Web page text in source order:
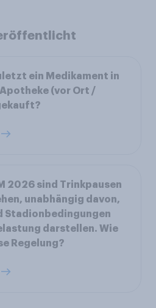
ein Medikament in
(vor Ort /
2026 sind Trinkpausen
unabhängig davon,
Stadionbedingungen
darstellen. Wie
Regelung?